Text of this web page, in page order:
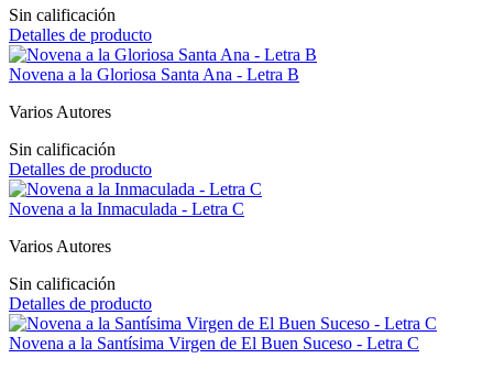
Sin calificación
Detalles de producto
Novena a la Gloriosa Santa Ana - Letra B
Varios Autores
Sin calificación
Detalles de producto
Novena a la Inmaculada - Letra C
Varios Autores
Sin calificación
Detalles de producto
Novena a la Santísima Virgen de El Buen Suceso - Letra C